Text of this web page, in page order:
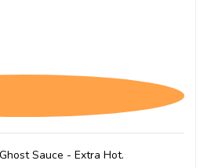
Sauce - Extra Hot.